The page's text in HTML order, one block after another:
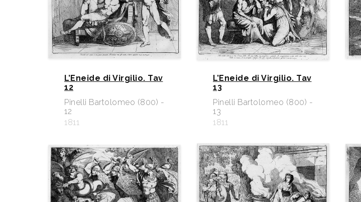
L’Eneide di Virgilio. Tav
12
Pinelli Bartolomeo (800) -
12
1811
L’Eneide di Virgilio. Tav
13
Pinelli Bartolomeo (800) -
13
1811